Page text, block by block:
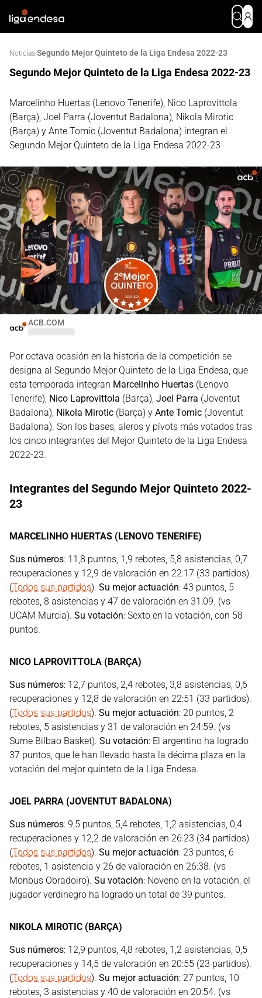
Noticias·Segundo Mejor Quinteto de la Liga Endesa 2022-23
Segundo Mejor Quinteto de la Liga Endesa 2022-23
Marcelinho Huertas (Lenovo Tenerife), Nico Laprovittola
(Barça), Joel Parra (Joventut Badalona), Nikola Mirotic
(Barça) y Ante Tomic (Joventut Badalona) integran el
Segundo Mejor Quinteto de la Liga Endesa 2022-23
ACB.COM
Por octava ocasión en la historia de la competición se
designa al Segundo Mejor Quinteto de la Liga Endesa, que
esta temporada integran Marcelinho Huertas (Lenovo
Tenerife), Nico Laprovittola (Barça), Joel Parra (Joventut
Badalona), Nikola Mirotic (Barça) y Ante Tomic (Joventut
Badalona). Son los bases, aleros y pívots más votados tras
los cinco integrantes del Mejor Quinteto de la Liga Endesa
2022-23.
Integrantes del Segundo Mejor Quinteto 2022-
23
MARCELINHO HUERTAS (LENOVO TENERIFE)
Sus números: 11,8 puntos, 1,9 rebotes, 5,8 asistencias, 0,7
recuperaciones y 12,9 de valoración en 22:17 (33 partidos).
(Todos sus partidos). Su mejor actuación: 43 puntos, 5
rebotes, 8 asistencias y 47 de valoración en 31:09. (vs
UCAM Murcia). Su votación: Sexto en la votación, con 58
puntos.
NICO LAPROVITTOLA (BARÇA)
Sus números: 12,7 puntos, 2,4 rebotes, 3,8 asistencias, 0,6
recuperaciones y 12,8 de valoración en 22:51 (33 partidos).
(Todos sus partidos). Su mejor actuación: 20 puntos, 2
rebotes, 5 asistencias y 31 de valoración en 24:59. (vs
Surne Bilbao Basket). Su votación: El argentino ha logrado
37 puntos, que le han llevado hasta la décima plaza en la
votación del mejor quinteto de la Liga Endesa.
JOEL PARRA (JOVENTUT BADALONA)
Sus números: 9,5 puntos, 5,4 rebotes, 1,2 asistencias, 0,4
recuperaciones y 12,2 de valoración en 26:23 (34 partidos).
(Todos sus partidos). Su mejor actuación: 23 puntos, 6
rebotes, 1 asistencia y 26 de valoración en 26:38. (vs
Monbus Obradoiro). Su votación: Noveno en la votación, el
jugador verdinegro ha logrado un total de 39 puntos.
NIKOLA MIROTIC (BARÇA)
Sus números: 12,9 puntos, 4,8 rebotes, 1,2 asistencias, 0,5
recuperaciones y 14,5 de valoración en 20:55 (23 partidos).
(Todos sus partidos). Su mejor actuación: 27 puntos, 10
rebotes, 3 asistencias y 40 de valoración en 20:54. (vs